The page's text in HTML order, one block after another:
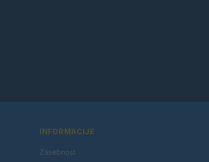
INFORMACIJE
Zasebnost